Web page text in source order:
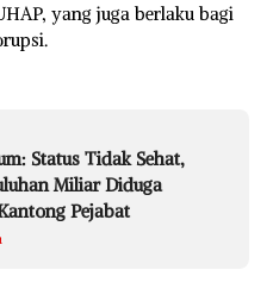
yang juga berlaku bagi
Status Tidak Sehat,
Miliar Diduga
Pejabat